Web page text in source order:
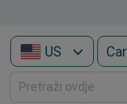
US